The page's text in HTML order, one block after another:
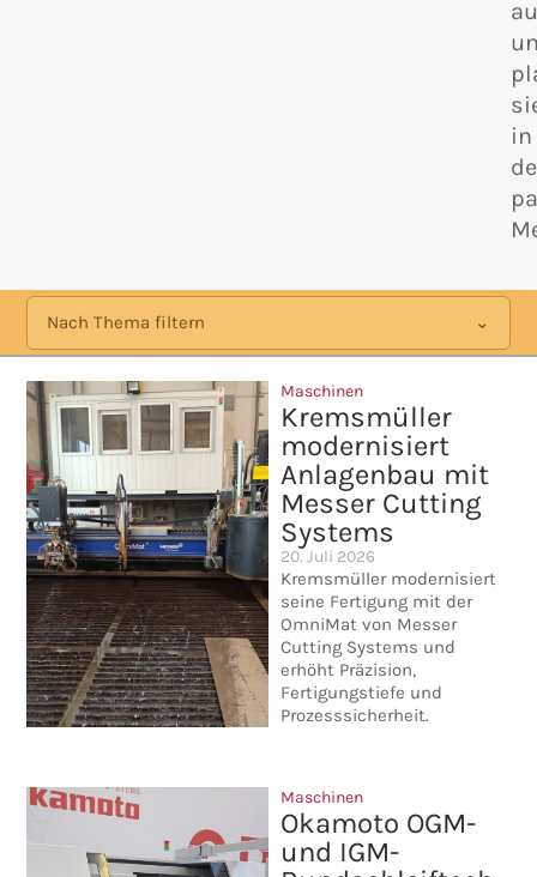
in
Nach Thema filtern
Maschinen
Kremsmüller
modernisiert
Anlagenbau mit
Messer Cutting
Systems
20. Juli 2026
Kremsmüller modernisiert
seine Fertigung mit der
OmniMat von Messer
Cutting Systems und
erhöht Präzision,
Fertigungstiefe und
Prozesssicherheit.
Maschinen
Okamoto OGM-
und IGM-